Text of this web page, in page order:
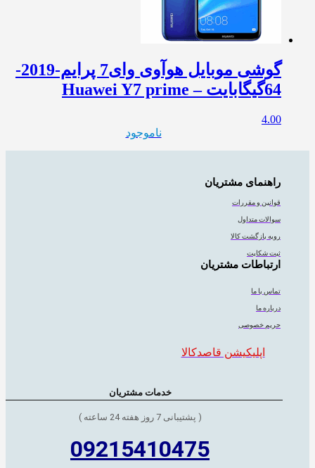
گوشی موبایل هوآوی وای7 پرایم-2019-
64گیگابایت – Huawei Y7 prime
4.00
ناموجود
راهنمای مشتریان
قوانین و مقررات
سوالات متداول
رویه بازگشت کالا
ثبت شکایت
ارتباطات مشتریان
تماس با ما
درباره ما
حریم خصوصی
اپلیکیشن قاصدکالا
خدمات مشتریان
( پشتیبانی 7 روز هفته 24 ساعته )
09215410475